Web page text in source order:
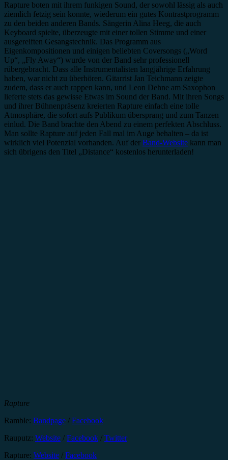
Rapture boten mit ihrem funkigen Sound, der sowohl lässig als auch
ziemlich fetzig sein konnte, wiederum ein gutes Kontrastprogramm
zu den beiden anderen Bands. Sängerin Alina Heeg, die auch
Keyboard spielte, überzeugte mit einer tollen Stimme und einer
ausgereiften Gesangstechnik. Das Programm aus
Eigenkompositionen und einigen beliebten Coversongs („Word
Up“, „Fly Away“) wurde von der Band sehr professionell
rübergebracht. Dass alle Instrumentalisten langjährige Erfahrung
haben, war nicht zu überhören. Gitarrist Jan Teichmann zeigte
zudem, dass er auch rappen kann, und Leon Dehne am Saxophon
lieferte stets das gewisse Etwas im Sound der Band. Mit ihren Songs
und ihrer Bühnenpräsenz kreierten Rapture einfach eine tolle
Atmosphäre, die sofort aufs Publikum übersprang und zum Tanzen
einlud. Die Band brachte den Abend zu einem perfekten Abschluss.
Man sollte Rapture auf jeden Fall mal im Auge behalten – da ist
wirklich viel Potenzial vorhanden. Auf der Band-Website kann man
sich übrigens den Titel „Distance“ kostenlos herunterladen!
Rapture
Ramble: Bandpage / Facebook
Rauputz: Website / Facebook / Twitter
Rapture: Website / Facebook